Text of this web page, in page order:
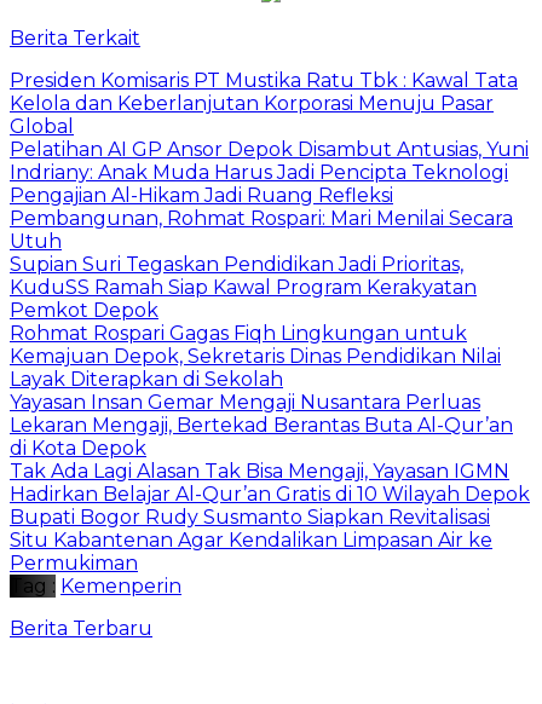
Berita Terkait
Presiden Komisaris PT Mustika Ratu Tbk : Kawal Tata
Kelola dan Keberlanjutan Korporasi Menuju Pasar
Global
Pelatihan AI GP Ansor Depok Disambut Antusias, Yuni
Indriany: Anak Muda Harus Jadi Pencipta Teknologi
Pengajian Al-Hikam Jadi Ruang Refleksi
Pembangunan, Rohmat Rospari: Mari Menilai Secara
Utuh
Supian Suri Tegaskan Pendidikan Jadi Prioritas,
KuduSS Ramah Siap Kawal Program Kerakyatan
Pemkot Depok
Rohmat Rospari Gagas Fiqh Lingkungan untuk
Kemajuan Depok, Sekretaris Dinas Pendidikan Nilai
Layak Diterapkan di Sekolah
Yayasan Insan Gemar Mengaji Nusantara Perluas
Lekaran Mengaji, Bertekad Berantas Buta Al-Qur’an
di Kota Depok
Tak Ada Lagi Alasan Tak Bisa Mengaji, Yayasan IGMN
Hadirkan Belajar Al-Qur’an Gratis di 10 Wilayah Depok
Bupati Bogor Rudy Susmanto Siapkan Revitalisasi
Situ Kabantenan Agar Kendalikan Limpasan Air ke
Permukiman
Tag : Kemenperin
Berita Terbaru